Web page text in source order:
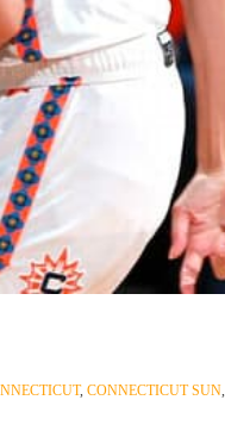
, CONNECTICUT SUN,